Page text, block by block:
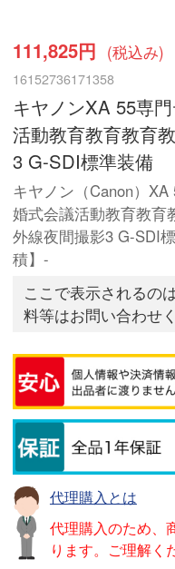
111,825円 (税込み)
16152736171358
キヤノンXA 55専
活動教育教育教育
3 G-SDI標準装備
キヤノン（Canon）
婚式会議活動教育教育
外線夜間撮影3 G-SDI
積】-
ここで表示されるの
料等はお問い合わせ
代理購入とは
代理購入のため、
ります。ご理解く